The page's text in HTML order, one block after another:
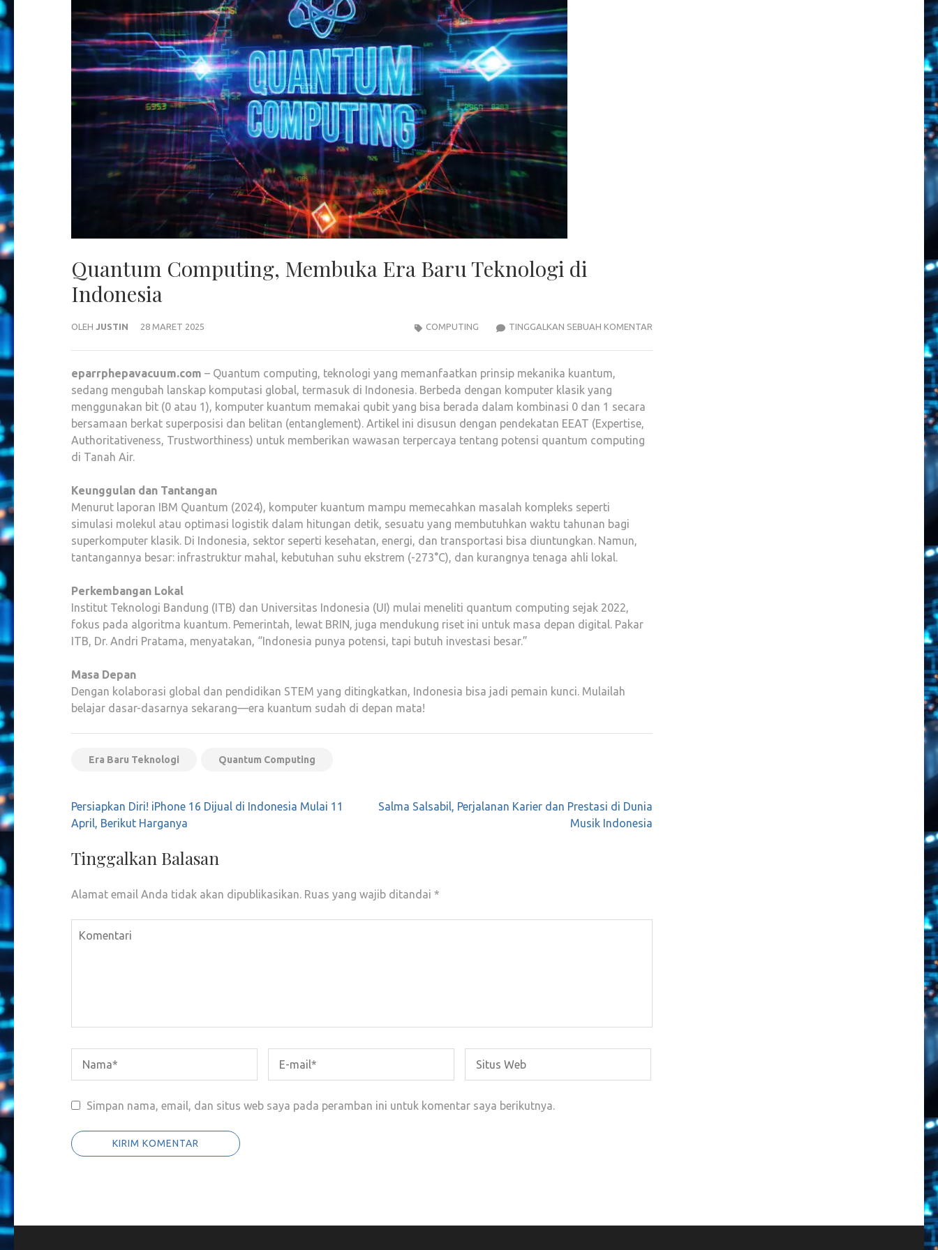
Quantum Computing, Membuka Era Baru Teknologi di
Indonesia
OLEH JUSTIN 28 MARET 2025 TINGGALKAN SEBUAH KOMENTARQUANTUM
COMPUTING
eparrphepavacuum.com – Quantum computing, teknologi yang memanfaatkan prinsip mekanika kuantum,
sedang mengubah lanskap komputasi global, termasuk di Indonesia. Berbeda dengan komputer klasik yang
menggunakan bit (0 atau 1), komputer kuantum memakai qubit yang bisa berada dalam kombinasi 0 dan 1 secara
bersamaan berkat superposisi dan belitan (entanglement). Artikel ini disusun dengan pendekatan EEAT (Expertise,
Authoritativeness, Trustworthiness) untuk memberikan wawasan terpercaya tentang potensi quantum computing
di Tanah Air.
Keunggulan dan Tantangan
Menurut laporan IBM Quantum (2024), komputer kuantum mampu memecahkan masalah kompleks seperti
simulasi molekul atau optimasi logistik dalam hitungan detik, sesuatu yang membutuhkan waktu tahunan bagi
superkomputer klasik. Di Indonesia, sektor seperti kesehatan, energi, dan transportasi bisa diuntungkan. Namun,
tantangannya besar: infrastruktur mahal, kebutuhan suhu ekstrem (-273°C), dan kurangnya tenaga ahli lokal.
Perkembangan Lokal
Institut Teknologi Bandung (ITB) dan Universitas Indonesia (UI) mulai meneliti quantum computing sejak 2022,
fokus pada algoritma kuantum. Pemerintah, lewat BRIN, juga mendukung riset ini untuk masa depan digital. Pakar
ITB, Dr. Andri Pratama, menyatakan, “Indonesia punya potensi, tapi butuh investasi besar.”
Masa Depan
Dengan kolaborasi global dan pendidikan STEM yang ditingkatkan, Indonesia bisa jadi pemain kunci. Mulailah
belajar dasar-dasarnya sekarang—era kuantum sudah di depan mata!
Era Baru Teknologi Quantum Computing
Navigasi
pos
Persiapkan Diri! iPhone 16 Dijual di Indonesia Mulai 11
April, Berikut Harganya
Salma Salsabil, Perjalanan Karier dan Prestasi di Dunia
Musik Indonesia
Tinggalkan Balasan
Alamat email Anda tidak akan dipublikasikan. Ruas yang wajib ditandai *
Simpan nama, email, dan situs web saya pada peramban ini untuk komentar saya berikutnya.